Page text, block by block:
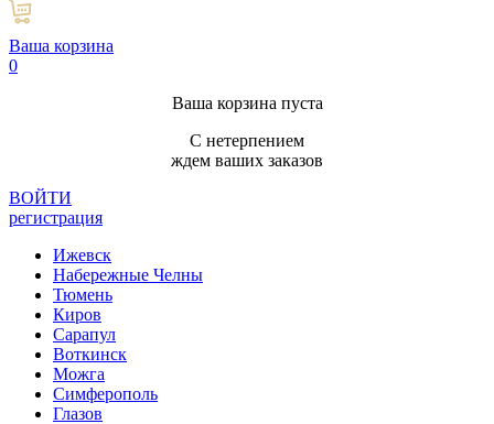
Ваша корзина
0
Ваша корзина пуста
С нетерпением
ждем ваших заказов
ВОЙТИ
регистрация
Ижевск
Набережные Челны
Тюмень
Киров
Сарапул
Воткинск
Можга
Симферополь
Глазов